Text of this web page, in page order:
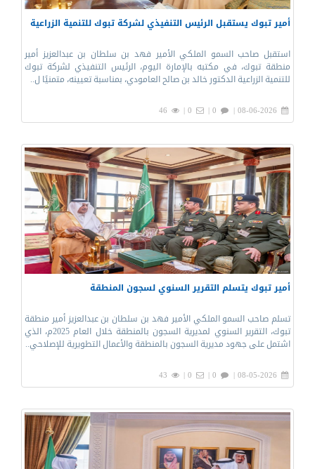
أمير تبوك يستقبل الرئيس التنفيذي لشركة تبوك للتنمية الزراعية
استقبل صاحب السمو الملكي الأمير فهد بن سلطان بن عبدالعزيز أمير
منطقة تبوك، في مكتبه بالإمارة اليوم، الرئيس التنفيذي لشركة تبوك
للتنمية الزراعية الدكتور خالد بن صالح العامودي، بمناسبة تعيينه، متمنيًا ل..
08-06-2026 |
0 |
0 |
46
أمير تبوك يتسلم التقرير السنوي لسجون المنطقة
تسلم صاحب السمو الملكي الأمير فهد بن سلطان بن عبدالعزيز أمير منطقة
تبوك، التقرير السنوي لمديرية السجون بالمنطقة خلال العام 2025م، الذي
اشتمل على جهود مديرية السجون بالمنطقة والأعمال التطويرية للإصلاحي..
08-05-2026 |
0 |
0 |
43